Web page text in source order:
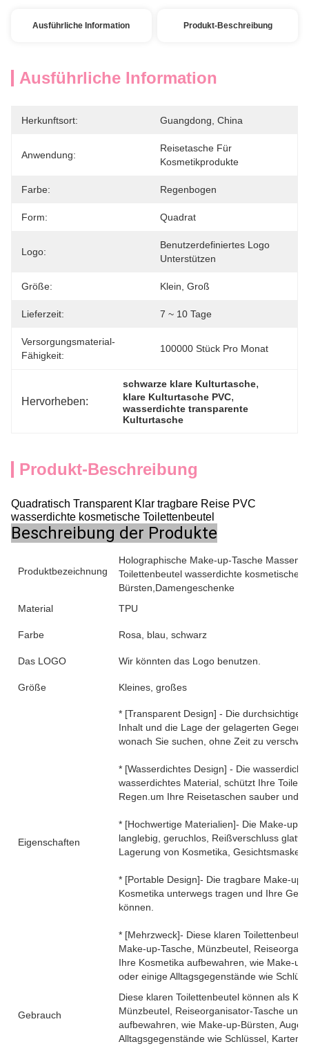
Ausführliche Information Produkt-Beschreibung
Ausführliche Information
Herkunftsort: Guangdong, China
Anwendung:
Reisetasche Für
Kosmetikprodukte
Farbe: Regenbogen
Form: Quadrat
Logo:
Benutzerdefiniertes Logo
Unterstützen
Größe: Klein, Groß
Lieferzeit: 7 ~ 10 Tage
Versorgungsmaterial-
Fähigkeit:
100000 Stück Pro Monat
Hervorheben:
schwarze klare Kulturtasche,
klare Kulturtasche PVC,
wasserdichte transparente
Kulturtasche
Produkt-Beschreibung
Quadratisch Transparent Klar tragbare Reise PVC
wasserdichte kosmetische Toilettenbeutel
Beschreibung der Produkte
Produktbezeichnung
Holographische Make-up-Tasche
Toilettenbeutel wasserdichte kosmetische
Bürsten,Damengeschenke
Material
TPU
Farbe Rosa, blau, schwarz
Das LOGO Wir könnten das Logo benutzen.
Größe Kleines, großes
Eigenschaften
* [Transparent Design] - Die
Inhalt und die Lage der gelagerten
wonach Sie suchen, ohne Zeit zu
* [Wasserdichtes Design] - Die
wasserdichtes Material, schützt Ihre
Regen.um Ihre Reisetaschen sauber und
* [Hochwertige Materialien]- Die Make-up-
langlebig, geruchlos, Reißverschluss
Lagerung von Kosmetika, Gesichtsmaske
* [Portable Design]- Die tragbare Make-
Kosmetika unterwegs tragen und Ihre
können.
* [Mehrzweck]- Diese klaren
Make-up-Tasche, Münzbeutel,
Ihre Kosmetika aufbewahren, wie Make-
oder einige Alltagsgegenstände wie
Gebrauch
Diese klaren Toilettenbeutel können als
Münzbeutel, Reiseorganisator-Tasche
aufbewahren, wie Make-up-Bürsten,
Alltagsgegenstände wie Schlüssel, Karten,